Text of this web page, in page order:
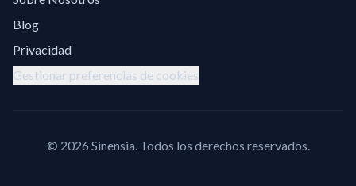
Blog
Privacidad
Gestionar preferencias de cookies
© 2026 Sinensia. Todos los derechos reservados.